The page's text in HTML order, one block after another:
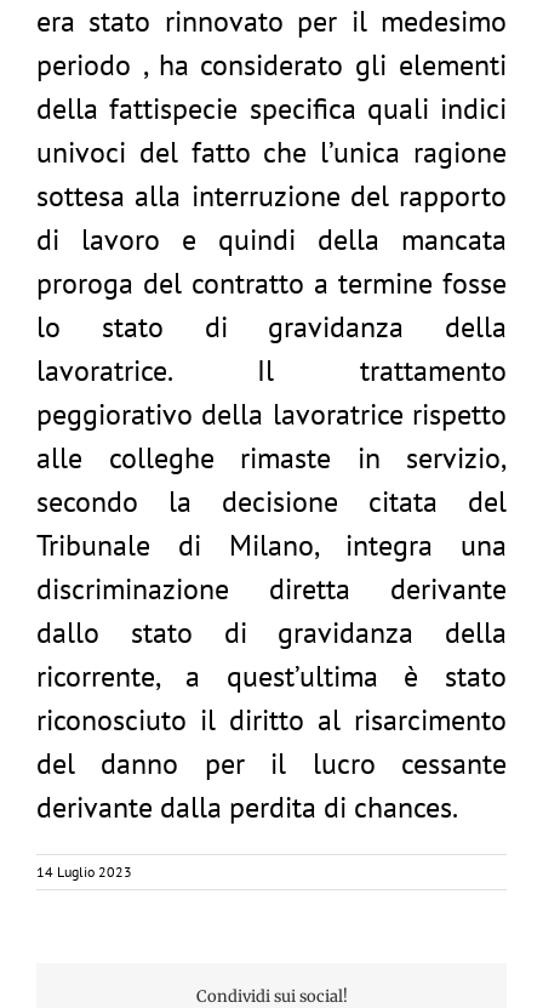
era stato rinnovato per il medesimo
periodo , ha considerato gli elementi
della fattispecie specifica quali indici
univoci del fatto che l’unica ragione
sottesa alla interruzione del rapporto
di lavoro e quindi della mancata
proroga del contratto a termine fosse
lo stato di gravidanza della
lavoratrice. Il trattamento
peggiorativo della lavoratrice rispetto
alle colleghe rimaste in servizio,
secondo la decisione citata del
Tribunale di Milano, integra una
discriminazione diretta derivante
dallo stato di gravidanza della
ricorrente, a quest’ultima è stato
riconosciuto il diritto al risarcimento
del danno per il lucro cessante
derivante dalla perdita di chances.
14 Luglio 2023
Condividi sui social!